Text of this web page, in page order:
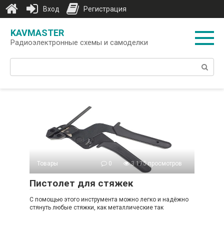
контенту
KAVMASTER
Радиоэлектронные схемы и самоделки
Поиск:
Товары 0 3 175 просмотров
Пистолет для стяжек
С помощью этого инструмента можно легко и надёжно
стянуть любые стяжки, как металлические так
Вход Регистрация